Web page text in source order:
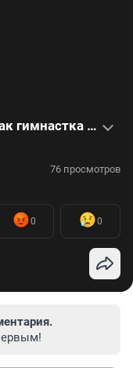
Брусья рухнули прямо за ней: как гимнастка Людмила Турищева чудом избежала трагедии. Видео
76 просмотров
0 0